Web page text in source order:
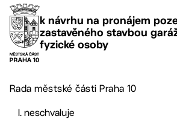
k návrhu na pronájem
zastavěného stavbou
fyzické osoby
Rada městské části Praha 10
neschvaluje